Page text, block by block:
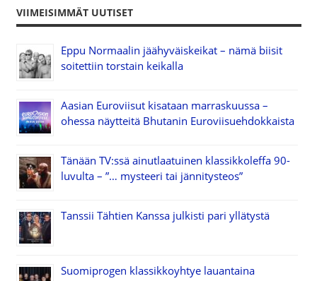
VIIMEISIMMÄT UUTISET
Eppu Normaalin jäähyväiskeikat – nämä biisit
soitettiin torstain keikalla
Aasian Euroviisut kisataan marraskuussa –
ohessa näytteitä Bhutanin Euroviisuehdokkaista
Tänään TV:ssä ainutlaatuinen klassikkoleffa 90-
luvulta – ”… mysteeri tai jännitysteos”
Tanssii Tähtien Kanssa julkisti pari yllätystä
Suomiprogen klassikkoyhtye lauantaina